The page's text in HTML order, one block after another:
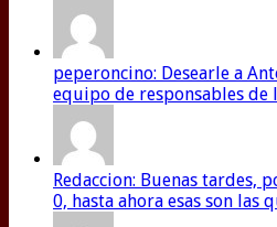
peperoncino: Desearle a
equipo de responsables de
Redaccion: Buenas tardes,
0, hasta ahora esas son las